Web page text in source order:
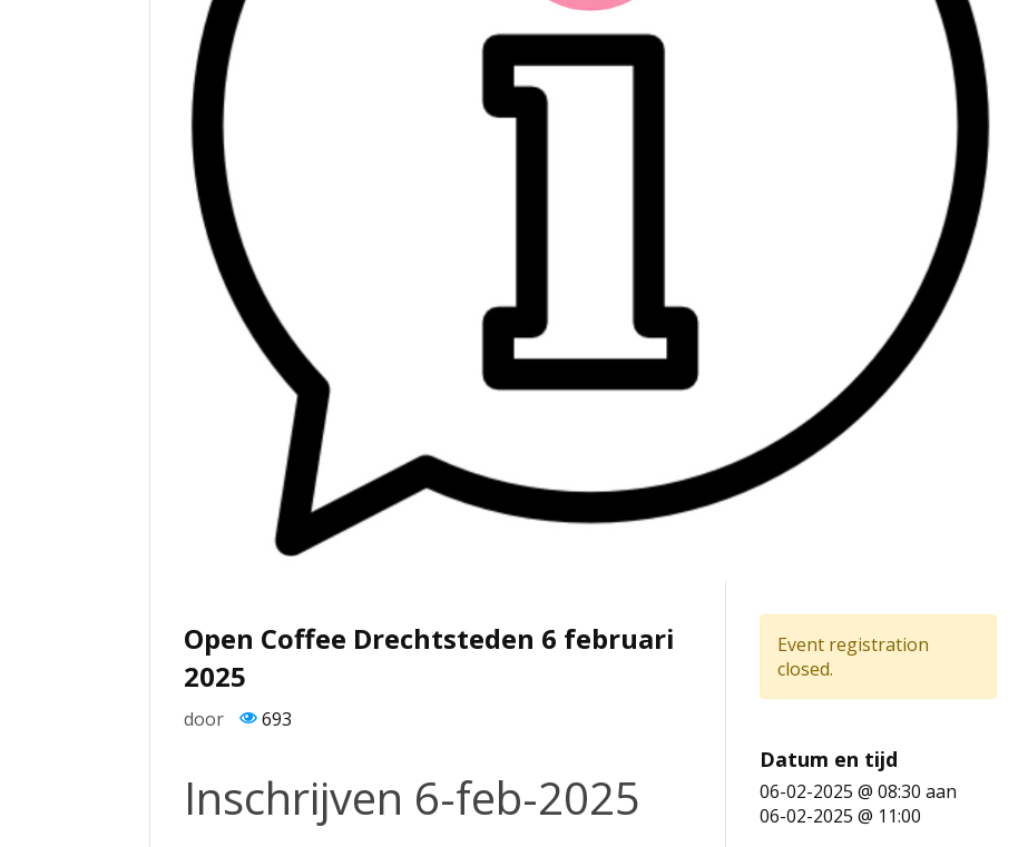
Open Coffee Drechtsteden 6 februari
2025
door 693
Inschrijven
Inschrijven 6-feb-2025
Event registration
closed.
Datum en tijd
06-02-2025 @ 08:30 aan
06-02-2025 @ 11:00